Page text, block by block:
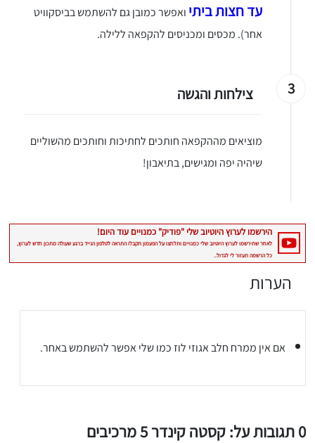
עד חצות ביתי ואפשר כמובן גם להשתמש בביסקוויט
אחר). מכסים ומכניסים להקפאה ללילה.
3 צילחות והגשה
מוציאים מההקפאה חותכים לחתיכות וחותכים מהשוליים
שיהיה יפה ומגישים, בתיאבון!
הערות
אם אין ממרח חלב אגוזי לוז כמו שלי אפשר להשתמש באחר.
0 תגובות על: קסטה קינדר 5 מרכיבים